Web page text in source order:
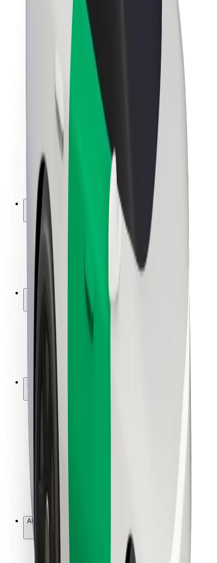
Despre Bolt
Sustenabilitatea la Bolt
Proiectul Zero
Centrul de presă
Manual de brand
Misiune
Relații cu investitorii
Conducere
Brand
Presă
Fondul Urban
Siguranță
Siguranță pentru pasageri
Siguranță pentru șoferi
Siguranță pe trotinete
Laboratorul de siguranță
Locații
Soluții pentru orașe
Aeroporturi
Stații de încărcare Bolt
Asistență
Pentru pasageri
Pentru șoferi
Bolt Food
Pentru proprietarii de flotă
Pentru restaurante
Bolt For Business
Altă sumă
Furnizori